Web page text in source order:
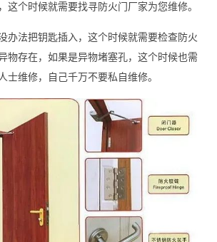
这个时候就需要找寻防火门厂家为您维修。
法把钥匙插入，这个时候就需要检查防火
物存在，如果是异物堵塞孔，这个时候也需
士维修，自己千万不要私自维修。